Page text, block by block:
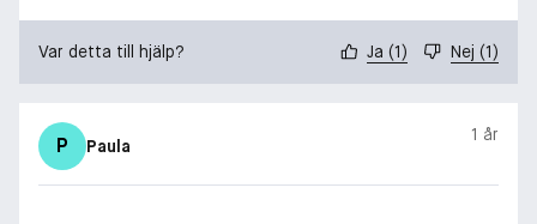
Var detta till hjälp? Ja (1) Nej (1)
P Paula
1 år